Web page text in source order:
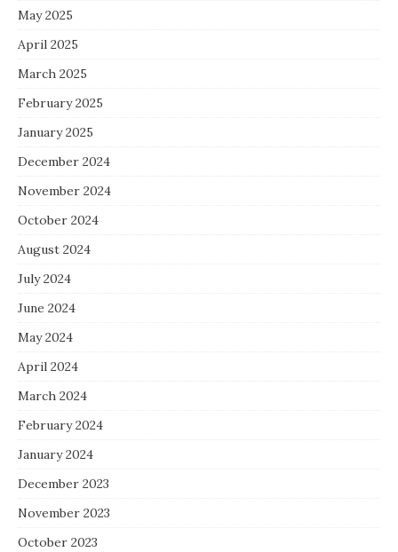
May 2025
April 2025
March 2025
February 2025
January 2025
December 2024
November 2024
October 2024
August 2024
July 2024
June 2024
May 2024
April 2024
March 2024
February 2024
January 2024
December 2023
November 2023
October 2023